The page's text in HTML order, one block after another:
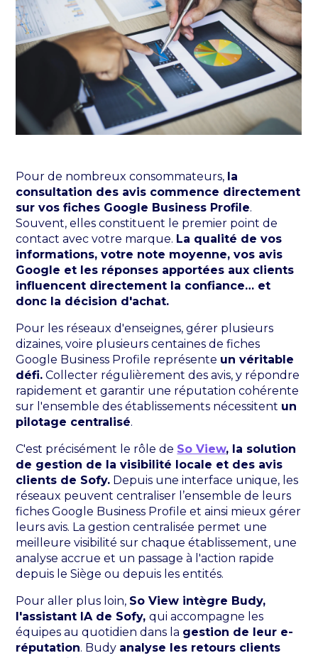
Pour de nombreux consommateurs, la
consultation des avis commence directement
sur vos fiches Google Business Profile.
Souvent, elles constituent le premier point de
contact avec votre marque. La qualité de vos
informations, votre note moyenne, vos avis
Google et les réponses apportées aux clients
influencent directement la confiance… et
donc la décision d'achat.
Pour les réseaux d'enseignes, gérer plusieurs
dizaines, voire plusieurs centaines de fiches
Google Business Profile représente un véritable
défi. Collecter régulièrement des avis, y répondre
rapidement et garantir une réputation cohérente
sur l'ensemble des établissements nécessitent un
pilotage centralisé.
C'est précisément le rôle de So View, la solution
de gestion de la visibilité locale et des avis
clients de Sofy. Depuis une interface unique, les
réseaux peuvent centraliser l’ensemble de leurs
fiches Google Business Profile et ainsi mieux gérer
leurs avis. La gestion centralisée permet une
meilleure visibilité sur chaque établissement, une
analyse accrue et un passage à l'action rapide
depuis le Siège ou depuis les entités.
Pour aller plus loin, So View intègre Budy,
l'assistant IA de Sofy,qui accompagne les
équipes au quotidien dans la gestion de leur e-
réputation. Budy analyse les retours clients